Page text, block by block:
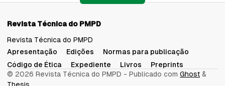
Revista Técnica do PMPD
Revista Técnica do PMPD
Apresentação
Edições
Normas para publicação
Código de Ética
Expediente Livros
Preprints
© 2026 Revista Técnica do PMPD - Publicado com Ghost &